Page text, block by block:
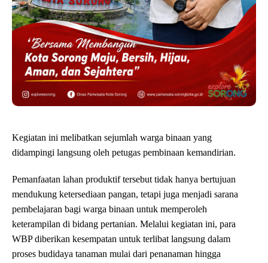
Kegiatan ini melibatkan sejumlah warga binaan yang
didampingi langsung oleh petugas pembinaan kemandirian.
Pemanfaatan lahan produktif tersebut tidak hanya bertujuan
mendukung ketersediaan pangan, tetapi juga menjadi sarana
pembelajaran bagi warga binaan untuk memperoleh
keterampilan di bidang pertanian. Melalui kegiatan ini, para
WBP diberikan kesempatan untuk terlibat langsung dalam
proses budidaya tanaman mulai dari penanaman hingga